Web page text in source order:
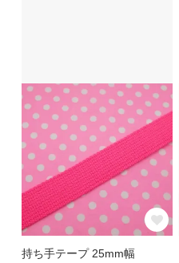
持ち手テープ 25mm幅